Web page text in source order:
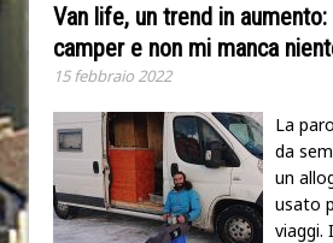
Van life, un trend in aumento:
camper e non mi manca
15 febbraio 2022
La
da
un
usato
viaggi.